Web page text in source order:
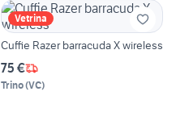
Vetrina
Cuffie Razer barracuda X wireless
75 €
Trino(VC)